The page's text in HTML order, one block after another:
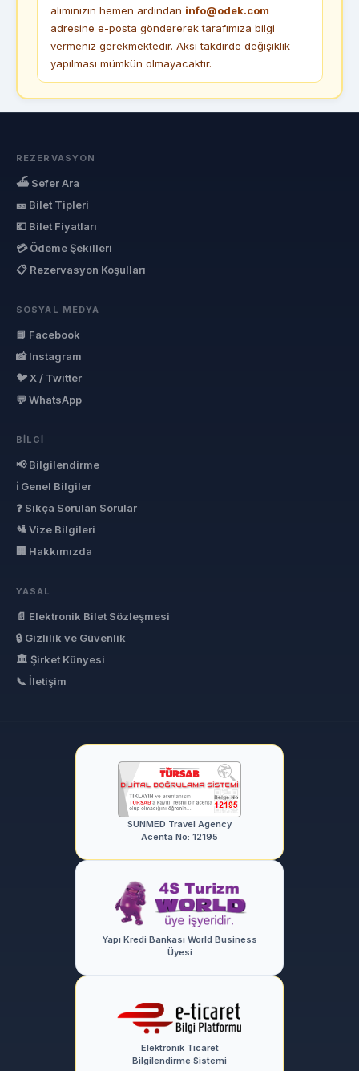
alımınızın hemen ardından info@odek.com
adresine e-posta göndererek tarafımıza bilgi
vermeniz gerekmektedir. Aksi takdirde değişiklik
yapılması mümkün olmayacaktır.
REZERVASYON
⛴ Sefer Ara
🎫 Bilet Tipleri
💶 Bilet Fiyatları
💳 Ödeme Şekilleri
📋 Rezervasyon Koşulları
SOSYAL MEDYA
📘 Facebook
📸 Instagram
🐦 X / Twitter
💬 WhatsApp
BILGI
📢 Bilgilendirme
ℹ Genel Bilgiler
❓ Sıkça Sorulan Sorular
🛂 Vize Bilgileri
🏢 Hakkımızda
YASAL
📄 Elektronik Bilet Sözleşmesi
🔒 Gizlilik ve Güvenlik
🏛 Şirket Künyesi
📞 İletişim
SUNMED Travel Agency
Acenta No: 12195
Yapı Kredi Bankası World Business
Üyesi
Elektronik Ticaret
Bilgilendirme Sistemi